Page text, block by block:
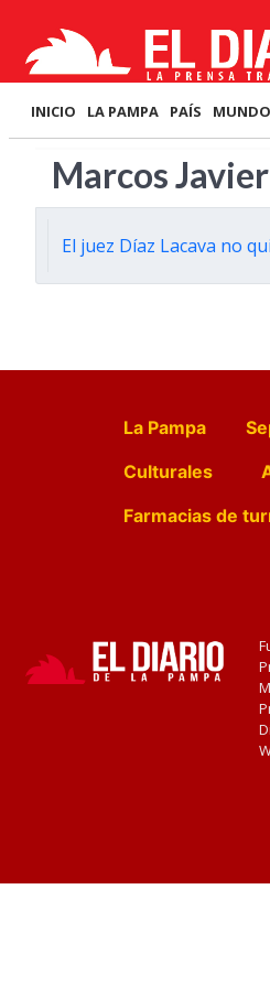
INICIO LA PAMPA PAÍS MUNDO
Marcos
El juez Díaz Lacava no
La Pampa
Culturales
Farmacias de